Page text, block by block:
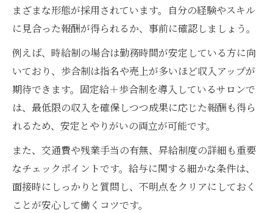
まざまな形態が採用されています。自分の経験やスキル
に見合った報酬が得られるか、事前に確認しましょう。
例えば、時給制の場合は勤務時間が安定している方に向
いており、歩合制は指名や売上が多いほど収入アップが
期待できます。固定給＋歩合制を導入しているサロンで
は、最低限の収入を確保しつつ成果に応じた報酬も得ら
れるため、安定とやりがいの両立が可能です。
また、交通費や残業手当の有無、昇給制度の詳細も重要
なチェックポイントです。給与に関する細かな条件は、
面接時にしっかりと質問し、不明点をクリアにしておく
ことが安心して働くコツです。